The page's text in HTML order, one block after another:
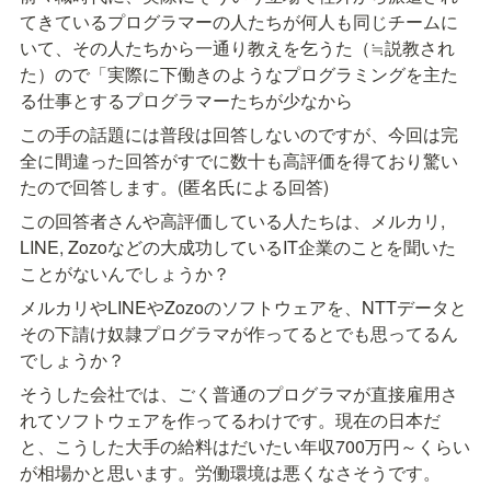
てきているプログラマーの人たちが何人も同じチームに
いて、その人たちから一通り教えを乞うた（≒説教され
た）ので「実際に下働きのようなプログラミングを主た
る仕事とするプログラマーたちが少なから
この手の話題には普段は回答しないのですが、今回は完
全に間違った回答がすでに数十も高評価を得ており驚い
たので回答します。(匿名氏による回答)
この回答者さんや高評価している人たちは、メルカリ,
LINE, Zozoなどの大成功しているIT企業のことを聞いた
ことがないんでしょうか？
メルカリやLINEやZozoのソフトウェアを、NTTデータと
その下請け奴隷プログラマが作ってるとでも思ってるん
でしょうか？
そうした会社では、ごく普通のプログラマが直接雇用さ
れてソフトウェアを作ってるわけです。現在の日本だ
と、こうした大手の給料はだいたい年収700万円～くらい
が相場かと思います。労働環境は悪くなさそうです。